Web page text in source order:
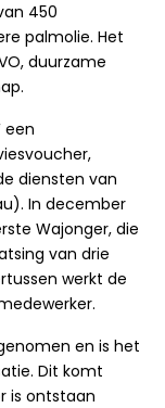
450
palmolie. Het
duurzame
een
diensten van
In december
Wajonger, die
van drie
werkt de
en is het
Dit komt
is ontstaan